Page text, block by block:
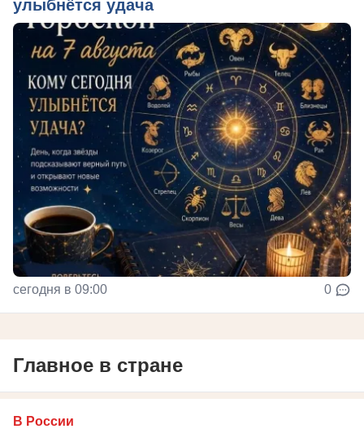
улыбнётся удача
сегодня в 09:00 0
Главное в стране
В России